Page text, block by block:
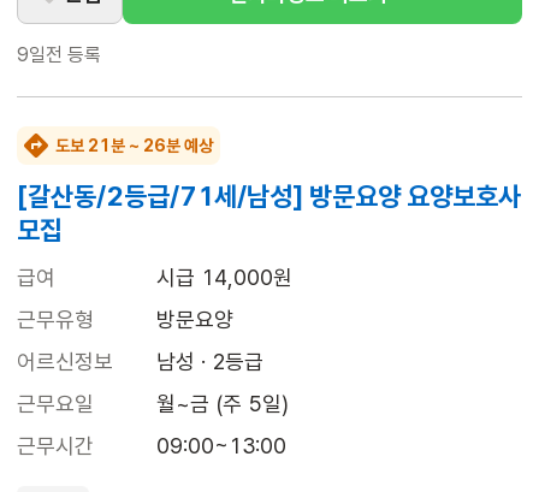
9일전 등록
도보 21분 ~ 26분 예상
[갈산동/2등급/71세/남성] 방문요양 요양보호사
모집
급여
시급 14,000원
근무유형
방문요양
어르신정보
남성 · 2등급
근무요일
월~금 (주 5일)
근무시간
09:00~13:00